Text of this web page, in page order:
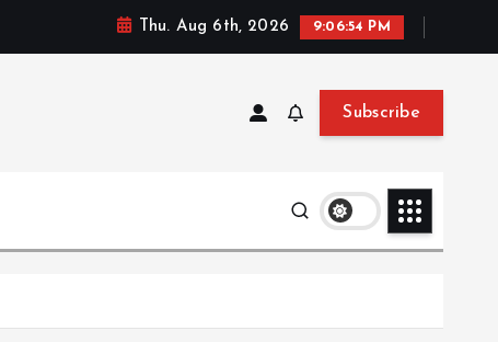
Thu. Aug 6th, 2026 9:06:55 PM
Subscribe